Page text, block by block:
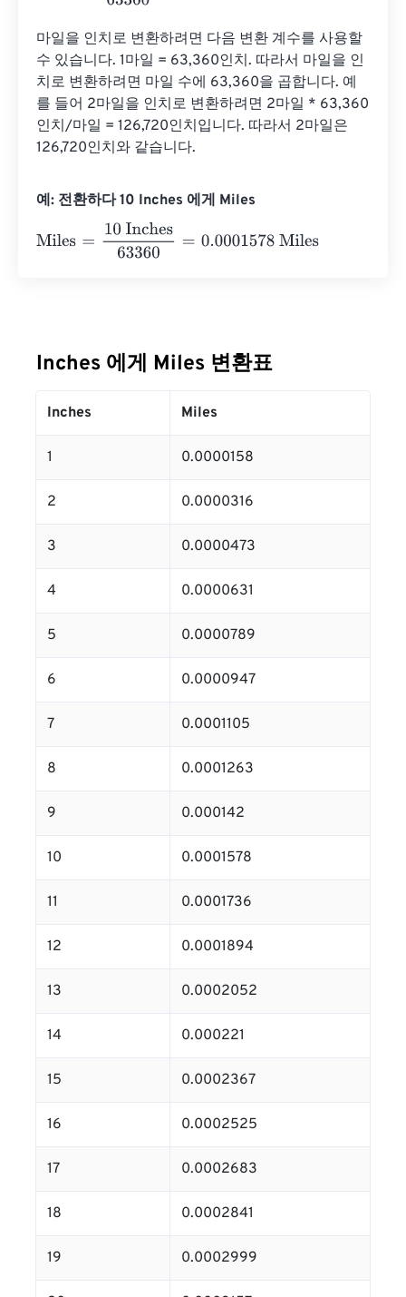
마일을 인치로 변환하려면 다음 변환 계수를 사용할
수 있습니다. 1마일 = 63,360인치. 따라서 마일을 인
치로 변환하려면 마일 수에 63,360을 곱합니다. 예
를 들어 2마일을 인치로 변환하려면 2마일 * 63,360
인치/마일 = 126,720인치입니다. 따라서 2마일은
126,720인치와 같습니다.
예: 전환하다 10 Inches 에게 Miles
Miles
10 Inches63360 0.0001578 Miles
Inches 에게 Miles 변환표
Inches Miles
1 0.0000158
2 0.0000316
3 0.0000473
4 0.0000631
5 0.0000789
6 0.0000947
7 0.0001105
8 0.0001263
9 0.000142
10 0.0001578
11 0.0001736
12 0.0001894
13 0.0002052
14 0.000221
15 0.0002367
16 0.0002525
17 0.0002683
18 0.0002841
19 0.0002999